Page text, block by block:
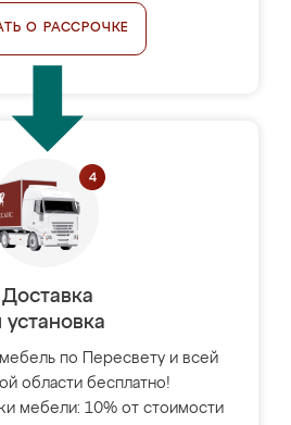
О РАССРОЧКЕ
Доставка
установка
по Пересвету и всей
области бесплатно!
мебели: 10% от стоимости